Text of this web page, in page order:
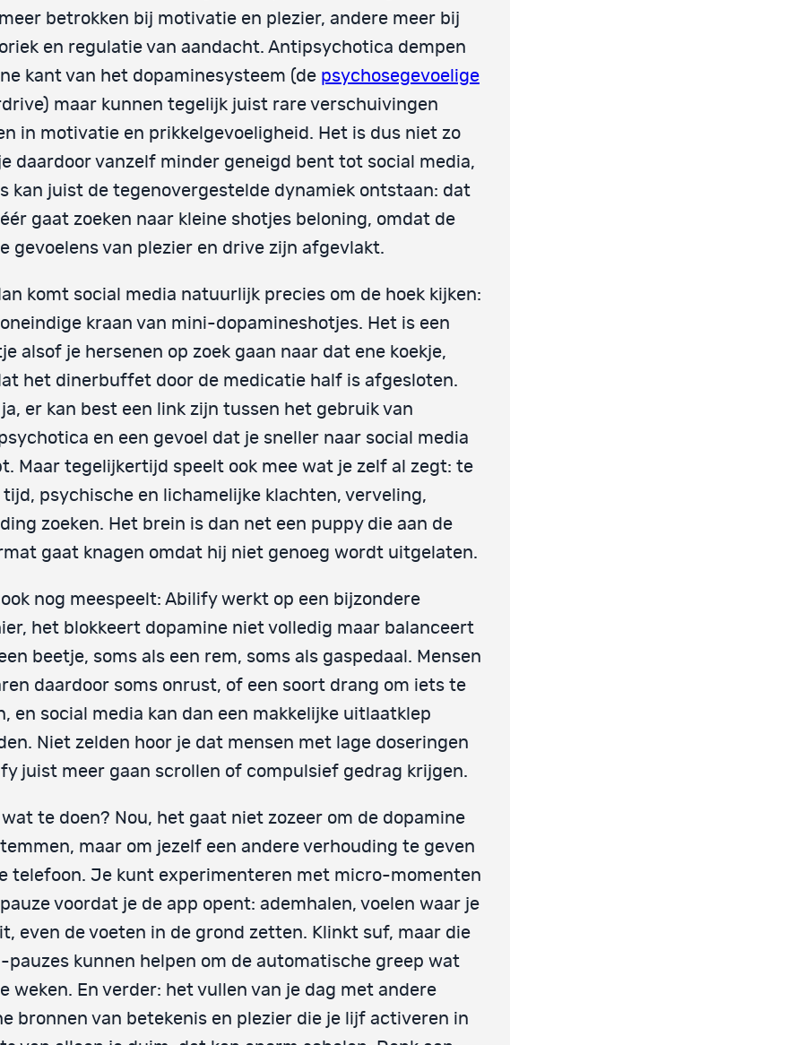
betrokken bij motivatie en plezier, andere meer bij
en regulatie van aandacht. Antipsychotica dempen
kant van het dopaminesysteem (de psychosegevoelige
maar kunnen tegelijk juist rare verschuivingen
in motivatie en prikkelgevoeligheid. Het is dus niet zo
daardoor vanzelf minder geneigd bent tot social media,
kan juist de tegenovergestelde dynamiek ontstaan: dat
gaat zoeken naar kleine shotjes beloning, omdat de
gevoelens van plezier en drive zijn afgevlakt.
komt social media natuurlijk precies om de hoek kijken:
kraan van mini-dopamineshotjes. Het is een
alsof je hersenen op zoek gaan naar dat ene koekje,
het dinerbuffet door de medicatie half is afgesloten.
ja, er kan best een link zijn tussen het gebruik van
en een gevoel dat je sneller naar social media
Maar tegelijkertijd speelt ook mee wat je zelf al zegt: te
tijd, psychische en lichamelijke klachten, verveling,
zoeken. Het brein is dan net een puppy die aan de
gaat knagen omdat hij niet genoeg wordt uitgelaten.
ook nog meespeelt: Abilify werkt op een bijzondere
het blokkeert dopamine niet volledig maar balanceert
beetje, soms als een rem, soms als gaspedaal. Mensen
daardoor soms onrust, of een soort drang om iets te
en social media kan dan een makkelijke uitlaatklep
Niet zelden hoor je dat mensen met lage doseringen
juist meer gaan scrollen of compulsief gedrag krijgen.
wat te doen? Nou, het gaat niet zozeer om de dopamine
maar om jezelf een andere verhouding te geven
telefoon. Je kunt experimenteren met micro-momenten
voordat je de app opent: ademhalen, voelen waar je
even de voeten in de grond zetten. Klinkt suf, maar die
pauzes kunnen helpen om de automatische greep wat
weken. En verder: het vullen van je dag met andere
bronnen van betekenis en plezier die je lijf activeren in